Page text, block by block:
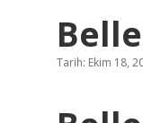
Tarih: Ekim 18,